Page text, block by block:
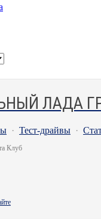
ЛАДА
· Тест-драйвы ·
Клуб